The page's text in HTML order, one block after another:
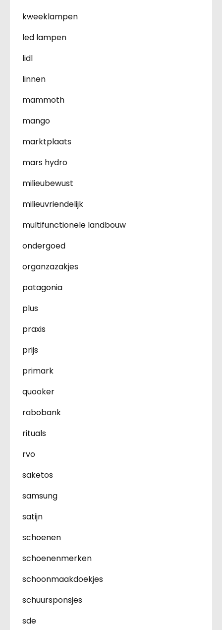
kweeklampen
led lampen
lidl
linnen
mammoth
mango
marktplaats
mars hydro
milieubewust
milieuvriendelijk
multifunctionele landbouw
ondergoed
organzazakjes
patagonia
plus
praxis
prijs
primark
quooker
rabobank
rituals
rvo
saketos
samsung
satijn
schoenen
schoenenmerken
schoonmaakdoekjes
schuursponsjes
sde